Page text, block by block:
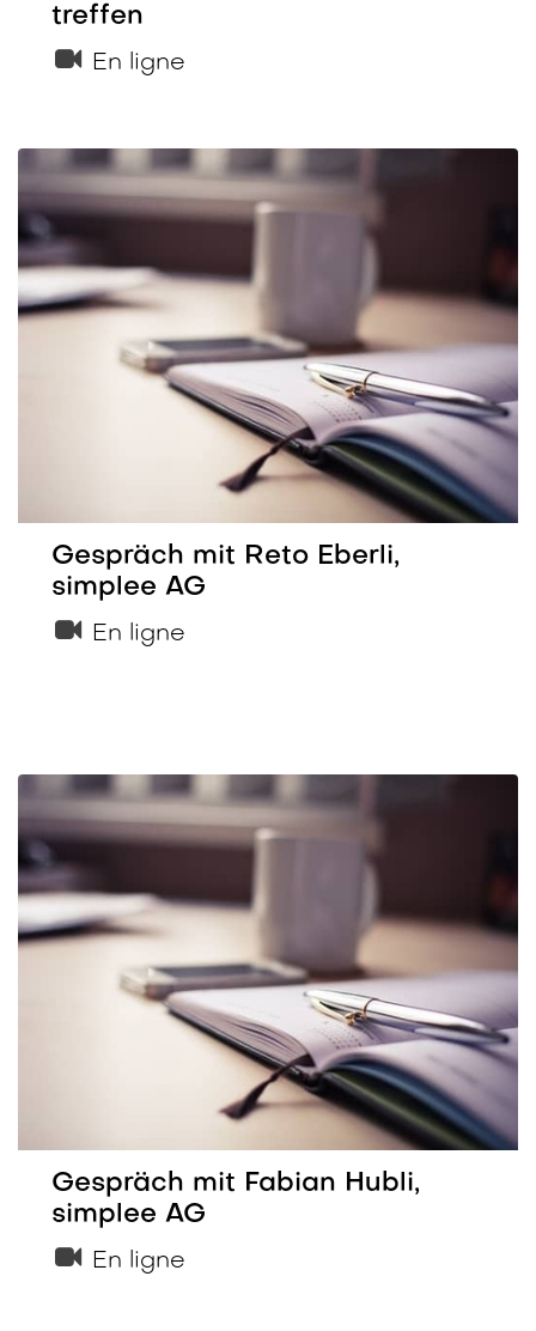
treffen
En ligne
Gespräch mit Reto Eberli,
simplee AG
En ligne
Gespräch mit Fabian Hubli,
simplee AG
En ligne